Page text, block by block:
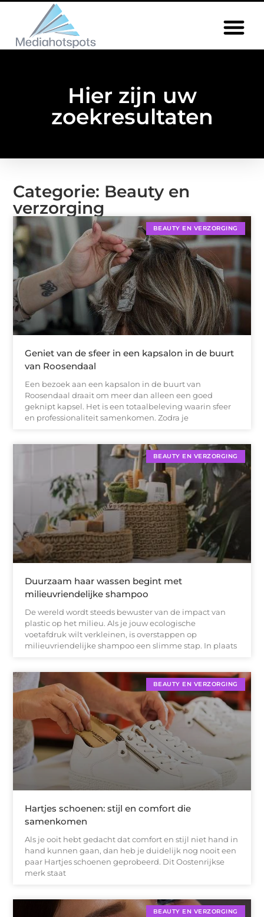
Hier zijn uw
zoekresultaten
Categorie: Beauty en
verzorging
BEAUTY EN VERZORGING
Geniet van de sfeer in een kapsalon in de buurt
van Roosendaal
Een bezoek aan een kapsalon in de buurt van
Roosendaal draait om meer dan alleen een goed
geknipt kapsel. Het is een totaalbeleving waarin sfeer
en professionaliteit samenkomen. Zodra je
BEAUTY EN VERZORGING
Duurzaam haar wassen begint met
milieuvriendelijke shampoo
De wereld wordt steeds bewuster van de impact van
plastic op het milieu. Als je jouw ecologische
voetafdruk wilt verkleinen, is overstappen op
milieuvriendelijke shampoo een slimme stap. In plaats
BEAUTY EN VERZORGING
Hartjes schoenen: stijl en comfort die
samenkomen
Als je ooit hebt gedacht dat comfort en stijl niet hand in
hand kunnen gaan, dan heb je duidelijk nog nooit een
paar Hartjes schoenen geprobeerd. Dit Oostenrijkse
merk staat
BEAUTY EN VERZORGING